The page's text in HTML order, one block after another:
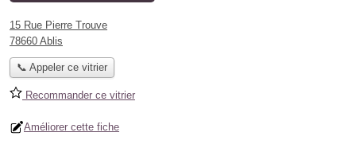
15 Rue Pierre Trouve
78660 Ablis
📞 Appeler ce vitrier
Recommander ce vitrier
Améliorer cette fiche